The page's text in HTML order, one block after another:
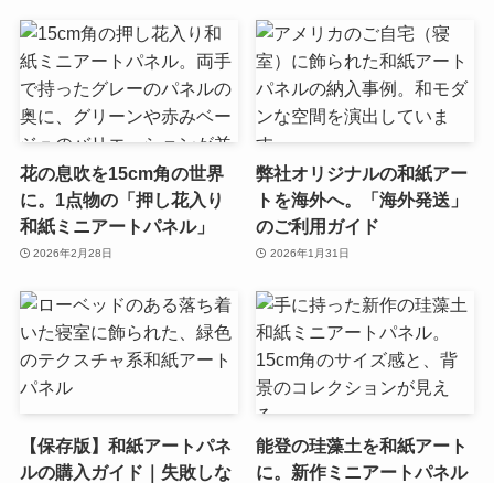
花の息吹を15cm角の世界
に。1点物の「押し花入り
和紙ミニアートパネル」
2026年2月28日
弊社オリジナルの和紙アー
トを海外へ。「海外発送」
のご利用ガイド
2026年1月31日
【保存版】和紙アートパネ
ルの購入ガイド｜失敗しな
能登の珪藻土を和紙アート
に。新作ミニアートパネル